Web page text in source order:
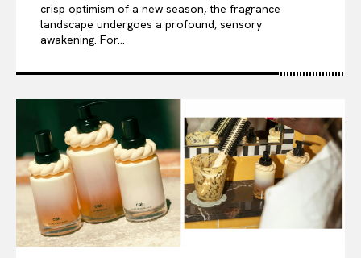
crisp optimism of a new season, the fragrance
landscape undergoes a profound, sensory
awakening. For...